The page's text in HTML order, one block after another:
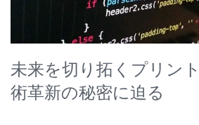
未来を切り拓くプリン
術革新の秘密に迫る